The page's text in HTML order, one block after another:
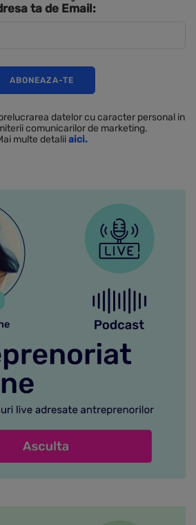
ta de Email:
datelor cu caracter personal in
comunicarilor de marketing.
multe detaliiaici.